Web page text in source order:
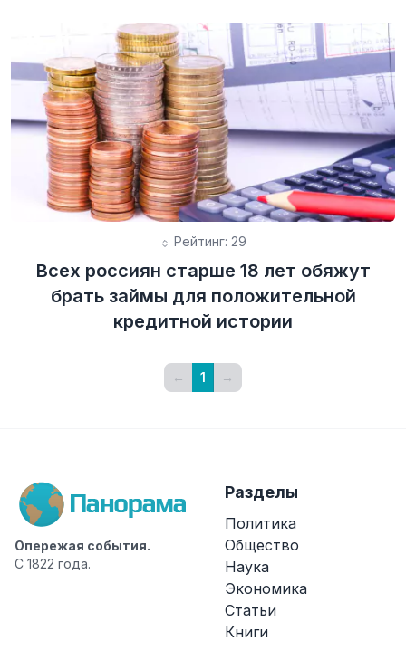
Рейтинг: 29
Всех россиян старше 18 лет обяжут
брать займы для положительной
кредитной истории
← 1 →
Опережая события.
С 1822 года.
Разделы
Политика
Общество
Наука
Экономика
Статьи
Книги